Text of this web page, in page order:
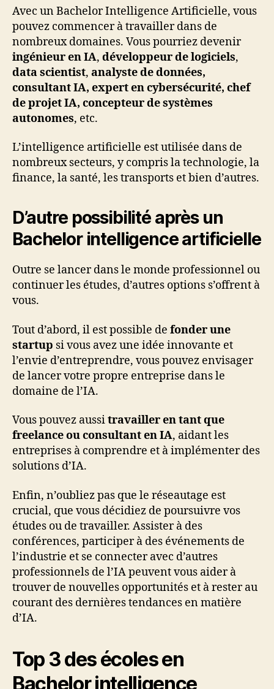
Avec un Bachelor Intelligence Artificielle, vous
pouvez commencer à travailler dans de
nombreux domaines. Vous pourriez devenir
ingénieur en IA, développeur de logiciels,
data scientist, analyste de données,
consultant IA, expert en cybersécurité, chef
de projet IA, concepteur de systèmes
autonomes, etc.
L’intelligence artificielle est utilisée dans de
nombreux secteurs, y compris la technologie, la
finance, la santé, les transports et bien d’autres.
D’autre possibilité après un
Bachelor intelligence artificielle
Outre se lancer dans le monde professionnel ou
continuer les études, d’autres options s’offrent à
vous.
Tout d’abord, il est possible de fonder une
startup si vous avez une idée innovante et
l’envie d’entreprendre, vous pouvez envisager
de lancer votre propre entreprise dans le
domaine de l’IA.
Vous pouvez aussitravailler en tant que
freelance ou consultant en IA, aidant les
entreprises à comprendre et à implémenter des
solutions d’IA.
Enfin, n’oubliez pas que le réseautage est
crucial, que vous décidiez de poursuivre vos
études ou de travailler. Assister à des
conférences, participer à des événements de
l’industrie et se connecter avec d’autres
professionnels de l’IA peuvent vous aider à
trouver de nouvelles opportunités et à rester au
courant des dernières tendances en matière
d’IA.
Top 3 des écoles en
Bachelor intelligence